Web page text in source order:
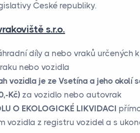
České republiky.
s.r.o.
díly a nebo vraků určených
nebo vozidla
vozidla je ze Vsetína a jeho okolí
Kč) za vozidlo nebo autovrak
O EKOLOGICKÉ LIKVIDACI
vozidla z registru vozidel a s